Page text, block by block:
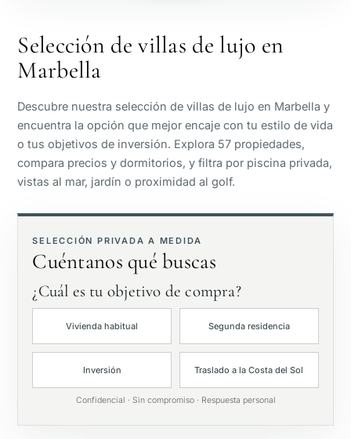
Vista al mar
Vista panorámica
Vista al campo de golf
Jardín privado
Con ascensor
Primera línea de golf
Exclusivas
Piscina privada
Selección de villas de lujo en
Marbella
Descubre nuestra selección de villas de lujo en Marbella y
encuentra la opción que mejor encaje con tu estilo de vida
o tus objetivos de inversión. Explora 57 propiedades,
compara precios y dormitorios, y filtra por piscina privada,
vistas al mar, jardín o proximidad al golf.
SELECCIÓN PRIVADA A MEDIDA
Cuéntanos qué buscas
¿Cuál es tu objetivo de compra?
Vivienda habitual Segunda residencia
Inversión Traslado a la Costa del Sol
Confidencial · Sin compromiso · Respuesta personal